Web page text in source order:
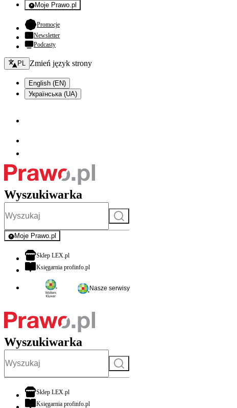
Moje Prawo.pl
- rejestracja i logowanie do serwisu
Promocje- otwiera się w nowej karcie
Newsletter
Podcasty
Zmień język - bieżący:
PL Zmień język strony
English (EN)
Українська (UA)
Wyszukiwarka
Szukaj
Moje Prawo.pl
- rejestracja i logowanie do serwisu
Sklep LEX.plotwiera się w nowej karcie
Księgarnia profinfo.plotwiera się w nowej karcie
Nasze serwisy
Wyszukiwarka
Szukaj
Sklep LEX.plotwiera się w nowej karcie
Księgarnia profinfo.plotwiera się w nowej karcie